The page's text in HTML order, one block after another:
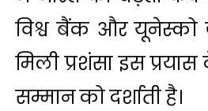
विश्व बैंक और
मिली प्रशंसा इस
सम्‍मान को दर्शाती है।